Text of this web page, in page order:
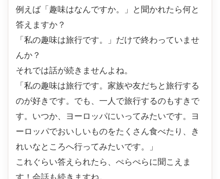
例えば「趣味はなんですか。」と聞かれたら何と
答えますか？
「私の趣味は旅行です。」だけで終わっていませ
んか？
それでは話が続きませんよね。
「私の趣味は旅行です。家族や友だちと旅行する
のが好きです。でも、一人で旅行するのもすきで
す。いつか、ヨーロッパにいってみたいです。ヨ
ーロッパでおいしいものをたくさん食べたり、き
れいなところへ行ってみたいです。」
これぐらい答えられたら、ぺらぺらに聞こえま
す！会話も続きますね。